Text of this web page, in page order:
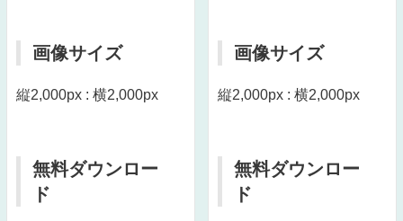
画像サイズ
縦2,000px : 横2,000px
無料ダウンロー
ド
画像サイズ
縦2,000px : 横2,000px
無料ダウンロー
ド